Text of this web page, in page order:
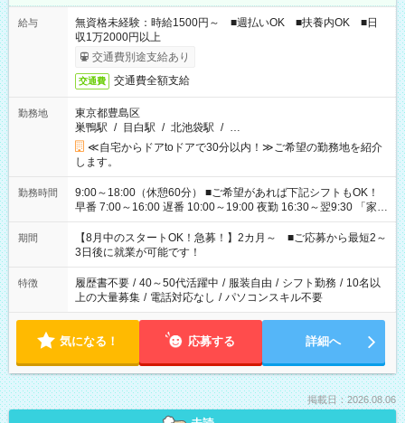
給与
無資格未経験：時給1500円～ ■週払いOK ■扶養内OK ■日
収1万2000円以上
交通費別途支給あり
交通費 交通費全額支給
勤務地
東京都豊島区
巣鴨駅 / 目白駅 / 北池袋駅 / …
≪自宅からドアtoドアで30分以内！≫ご希望の勤務地を紹介
します。
勤務時間
9:00～18:00（休憩60分） ■ご希望があれば下記シフトもOK！
早番 7:00～16:00 遅番 10:00～19:00 夜勤 16:30～翌9:30 「家族
と休みを合わせたい」 「余裕を持って夕飯の準備がしたい」
「できれば残業はしたくない」 など、ご希望を教えてください
ね。 ※Wワーク希望の方へ 今ご覧のお仕事で希望する勤務時間
と、もう1つのお仕事の勤務時間。 合計で週40時間を超える場
合は応募できません。
期間
【8月中のスタートOK！急募！】2カ月～ ■ご応募から最短2～
3日後に就業が可能です！
特徴 履歴書不要 / 40～50代活躍中 / 服装自由 / シフト勤務 / 10名以
上の大量募集 / 電話対応なし / パソコンスキル不要
気になる！ 応募する 詳細へ
掲載日：2026.08.06